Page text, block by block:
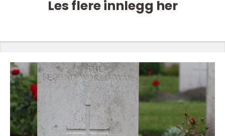
Les flere innlegg her